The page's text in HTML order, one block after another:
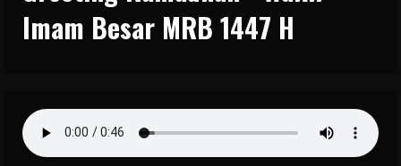
Imam Besar MRB 1447 H